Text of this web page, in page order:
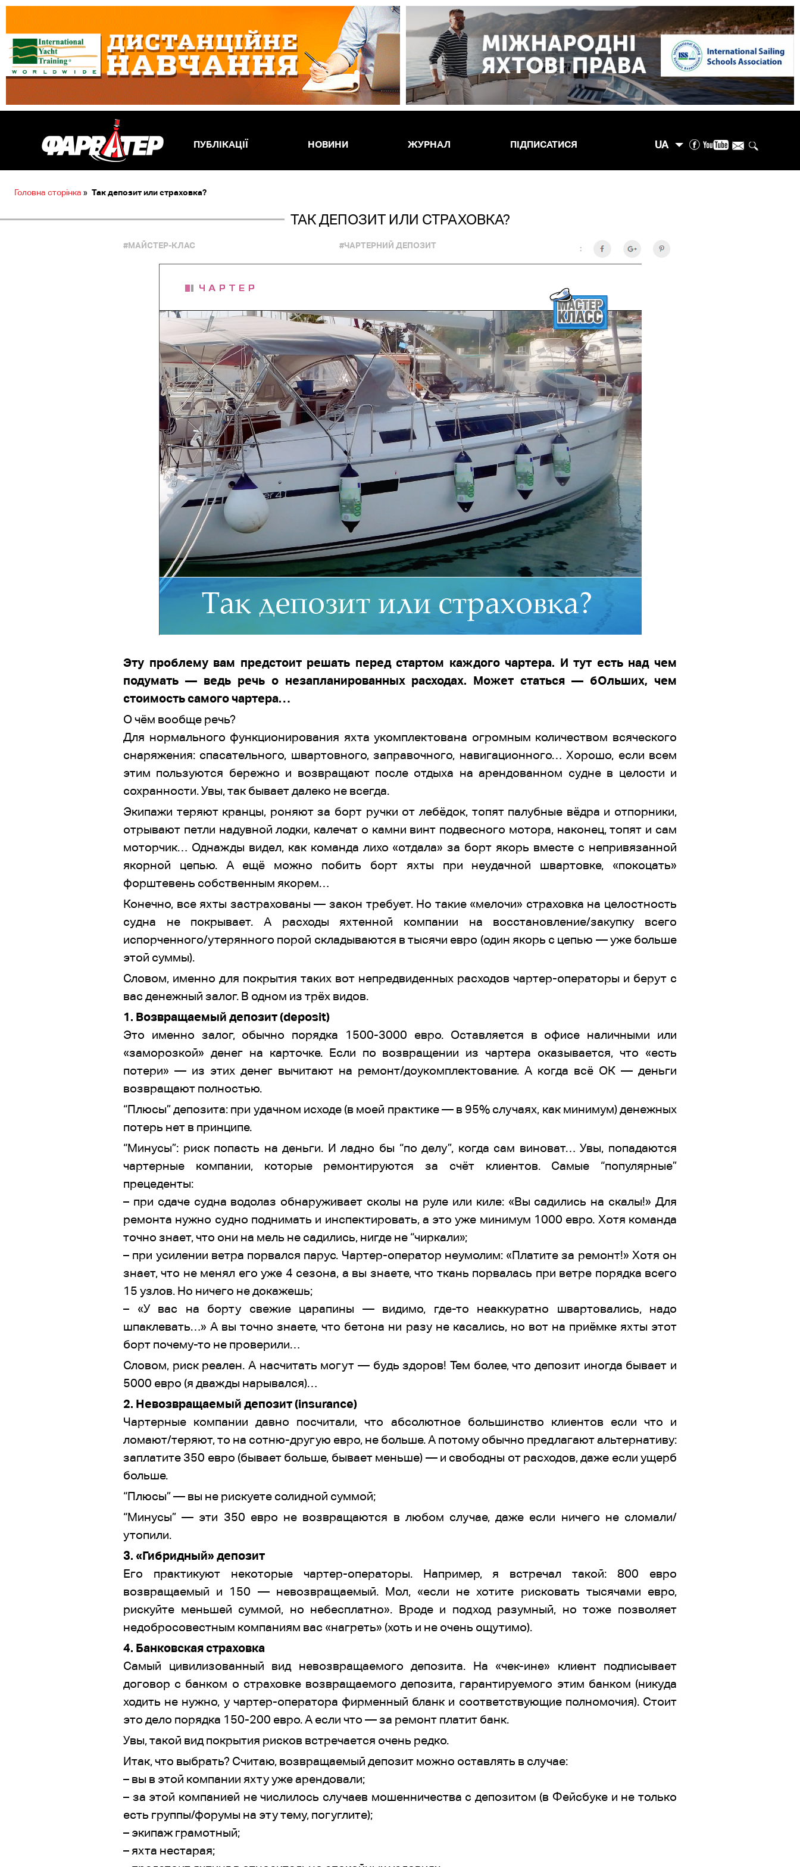
ПУБЛІКАЦІЇ НОВИНИ ЖУРНАЛ ПІДПИСАТИСЯ UA
Головна сторінка » Так депозит или страховка?
ТАК ДЕПОЗИТ ИЛИ СТРАХОВКА?
#МАЙСТЕР-КЛАС #ЧАРТЕРНИЙ ДЕПОЗИТ :
Эту проблему вам предстоит решать перед стартом каждого чартера. И тут есть над чем
подумать — ведь речь о незапланированных расходах. Может статься — бОльших, чем
стоимость самого чартера…
О чём вообще речь?
Для нормального функционирования яхта укомплектована огромным количеством всяческого
снаряжения: спасательного, швартовного, заправочного, навигационного… Хорошо, если всем
этим пользуются бережно и возвращают после отдыха на арендованном судне в целости и
сохранности. Увы, так бывает далеко не всегда.
Экипажи теряют кранцы, роняют за борт ручки от лебёдок, топят палубные вёдра и отпорники,
отрывают петли надувной лодки, калечат о камни винт подвесного мотора, наконец, топят и сам
моторчик… Однажды видел, как команда лихо «отдала» за борт якорь вместе с непривязанной
якорной цепью. А ещё можно побить борт яхты при неудачной швартовке, «покоцать»
форштевень собственным якорем…
Конечно, все яхты застрахованы — закон требует. Но такие «мелочи» страховка на целостность
судна не покрывает. А расходы яхтенной компании на восстановление/закупку всего
испорченного/утерянного порой складываются в тысячи евро (один якорь с цепью — уже больше
этой суммы).
Словом, именно для покрытия таких вот непредвиденных расходов чартер-операторы и берут с
вас денежный залог. В одном из трёх видов.
1. Возвращаемый депозит (deposit)
Это именно залог, обычно порядка 1500-3000 евро. Оставляется в офисе наличными или
«заморозкой» денег на карточке. Если по возвращении из чартера оказывается, что «есть
потери» — из этих денег вычитают на ремонт/доукомплектование. А когда всё ОК — деньги
возвращают полностью.
“Плюсы” депозита: при удачном исходе (в моей практике — в 95% случаях, как минимум) денежных
потерь нет в принципе.
“Минусы”: риск попасть на деньги. И ладно бы “по делу”, когда сам виноват… Увы, попадаются
чартерные компании, которые ремонтируются за счёт клиентов. Самые “популярные”
прецеденты:
– при сдаче судна водолаз обнаруживает сколы на руле или киле: «Вы садились на скалы!» Для
ремонта нужно судно поднимать и инспектировать, а это уже минимум 1000 евро. Хотя команда
точно знает, что они на мель не садились, нигде не “чиркали»;
– при усилении ветра порвался парус. Чартер-оператор неумолим: «Платите за ремонт!» Хотя он
знает, что не менял его уже 4 сезона, а вы знаете, что ткань порвалась при ветре порядка всего
15 узлов. Но ничего не докажешь;
– «У вас на борту свежие царапины — видимо, где-то неаккуратно швартовались, надо
шпаклевать…» А вы точно знаете, что бетона ни разу не касались, но вот на приёмке яхты этот
борт почему-то не проверили…
Словом, риск реален. А насчитать могут — будь здоров! Тем более, что депозит иногда бывает и
5000 евро (я дважды нарывался)…
2. Невозвращаемый депозит (insurance)
Чартерные компании давно посчитали, что абсолютное большинство клиентов если что и
ломают/теряют, то на сотню-другую евро, не больше. А потому обычно предлагают альтернативу:
заплатите 350 евро (бывает больше, бывает меньше) — и свободны от расходов, даже если ущерб
больше.
“Плюсы” — вы не рискуете солидной суммой;
“Минусы” — эти 350 евро не возвращаются в любом случае, даже если ничего не сломали/
утопили.
3. «Гибридный» депозит
Его практикуют некоторые чартер-операторы. Например, я встречал такой: 800 евро
возвращаемый и 150 — невозвращаемый. Мол, «если не хотите рисковать тысячами евро,
рискуйте меньшей суммой, но небесплатно». Вроде и подход разумный, но тоже позволяет
недобросовестным компаниям вас «нагреть» (хоть и не очень ощутимо).
4. Банковская страховка
Самый цивилизованный вид невозвращаемого депозита. На «чек-ине» клиент подписывает
договор с банком о страховке возвращаемого депозита, гарантируемого этим банком (никуда
ходить не нужно, у чартер-оператора фирменный бланк и соответствующие полномочия). Стоит
это дело порядка 150-200 евро. А если что — за ремонт платит банк.
Увы, такой вид покрытия рисков встречается очень редко.
Итак, что выбрать? Считаю, возвращаемый депозит можно оставлять в случае:
– вы в этой компании яхту уже арендовали;
– за этой компанией не числилось случаев мошенничества с депозитом (в Фейсбуке и не только
есть группы/форумы на эту тему, погуглите);
– экипаж грамотный;
– яхта нестарая;